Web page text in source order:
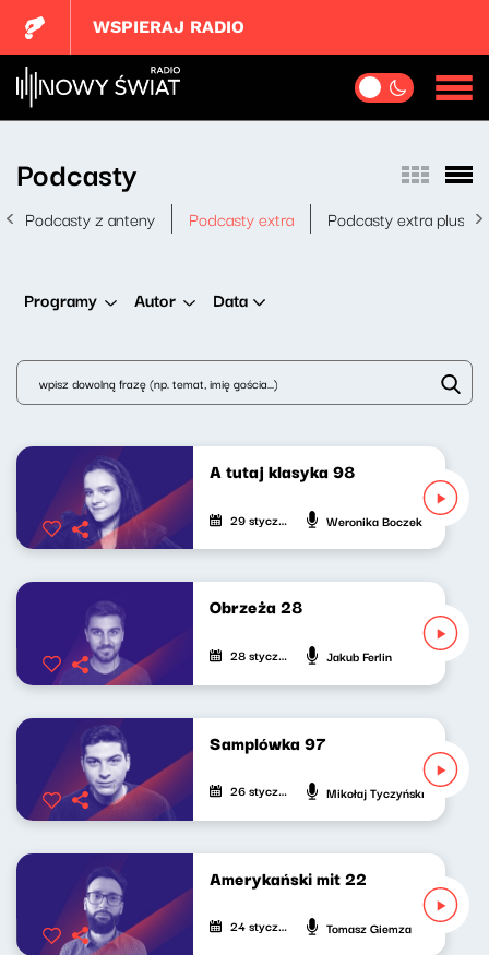
WSPIERAJ RADIO
Podcasty
Podcasty z anteny Podcasty extra Podcasty extra plus
Programy Autor Data
A tutaj klasyka 98
29 stycznia 2026 Weronika Boczek
Obrzeża 28
28 stycznia 2026 Jakub Ferlin
Samplówka 97
26 stycznia 2026 Mikołaj Tyczyński
Amerykański mit 22
24 stycznia 2026 Tomasz Giemza